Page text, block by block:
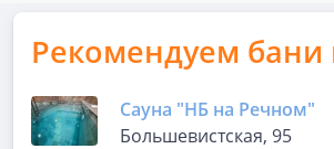
Рекомендуем бани
Сауна "НБ на Речном"
Большевистская, 95